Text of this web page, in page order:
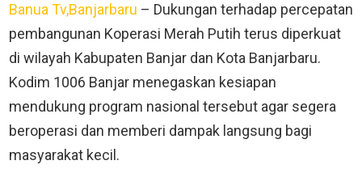
Banua Tv,Banjarbaru – Dukungan terhadap percepatan
pembangunan Koperasi Merah Putih terus diperkuat
di wilayah Kabupaten Banjar dan Kota Banjarbaru.
Kodim 1006 Banjar menegaskan kesiapan
mendukung program nasional tersebut agar segera
beroperasi dan memberi dampak langsung bagi
masyarakat kecil.